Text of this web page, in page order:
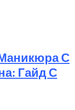
С
Гайд С